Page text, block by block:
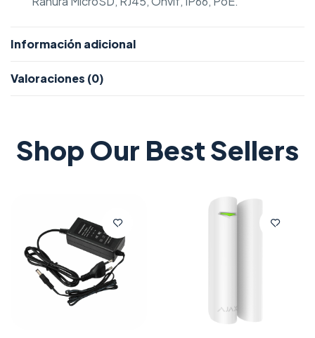
Información adicional
Valoraciones (0)
Shop Our Best Sellers